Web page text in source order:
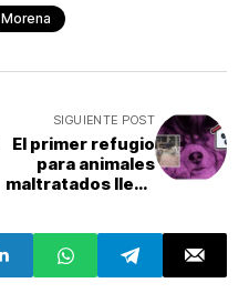
Morena
SIGUIENTE POST
El primer refugio
para animales
maltratados llega